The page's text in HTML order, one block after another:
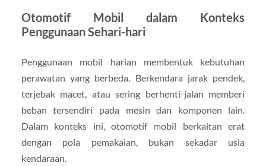
Otomotif Mobil dalam Konteks
Penggunaan Sehari-hari
Penggunaan mobil harian membentuk kebutuhan
perawatan yang berbeda. Berkendara jarak pendek,
terjebak macet, atau sering berhenti-jalan memberi
beban tersendiri pada mesin dan komponen lain.
Dalam konteks ini, otomotif mobil berkaitan erat
dengan pola pemakaian, bukan sekadar usia
kendaraan.